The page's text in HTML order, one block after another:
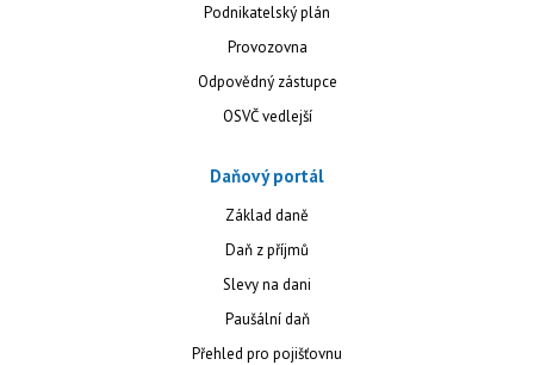
Podnikatelský plán
Provozovna
Odpovědný zástupce
OSVČ vedlejší
Daňový portál
Základ daně
Daň z příjmů
Slevy na dani
Paušální daň
Přehled pro pojišťovnu